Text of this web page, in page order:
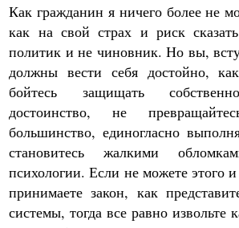
Как гражданин я ничего более не
как на свой страх и риск
политик и не чиновник. Но вы,
должны вести себя достойно,
бойтесь защищать
достоинство, не
большинство, единогласно
становитесь жалкими
психологии. Если не можете этого
принимаете закон, как
системы, тогда все равно извольте